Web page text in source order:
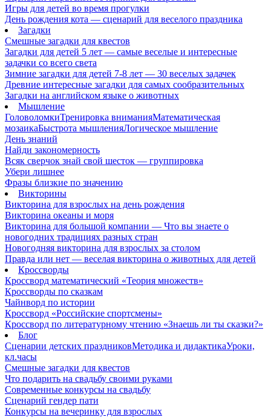
Игры для детей во время прогулки
День рождения кота — сценарий для веселого праздника
Загадки
Смешные загадки для квестов
Загадки для детей 5 лет — самые веселые и интересные
задачки со всего света
Зимние загадки для детей 7-8 лет — 30 веселых задачек
Древние интересные загадки для самых сообразительных
Загадки на английском языке о животных
Мышление
ГоловоломкиТренировка вниманияМатематическая
мозаикаБыстрота мышленияЛогическое мышление
День знаний
Найди закономерность
Всяк сверчок знай свой шесток — группировка
Убери лишнее
Фразы близкие по значению
Викторины
Викторина для взрослых на день рождения
Викторина океаны и моря
Викторина для большой компании — Что вы знаете о
новогодних традициях разных стран
Новогодняя викторина для взрослых за столом
Правда или нет — веселая викторина о животных для детей
Кроссворды
Кроссворд математический «Теория множеств»
Кроссворды по сказкам
Чайнворд по истории
Кроссворд «Российские спортсмены»
Кроссворд по литературному чтению «Знаешь ли ты сказки?»
Блог
Сценарии детских праздниковМетодика и дидактикаУроки,
кл.часы
Смешные загадки для квестов
Что подарить на свадьбу своими руками
Современные конкурсы на свадьбу
Сценарий гендер пати
Конкурсы на вечеринку для взрослых